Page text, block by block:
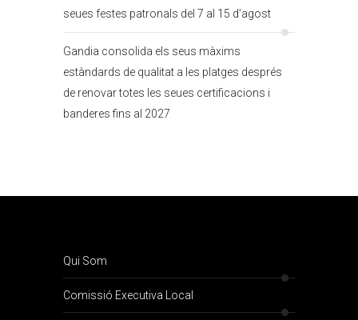
seues festes patronals del 7 al 15 d’agost
Gandia consolida els seus màxims
estàndards de qualitat a les platges després
de renovar totes les seues certificacions i
banderes fins al 2027
Qui Som
Comissió Executiva Local